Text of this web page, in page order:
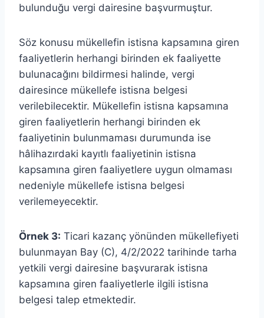
bulunduğu vergi dairesine başvurmuştur.
Söz konusu mükellefin istisna kapsamına giren
faaliyetlerin herhangi birinden ek faaliyette
bulunacağını bildirmesi halinde, vergi
dairesince mükellefe istisna belgesi
verilebilecektir. Mükellefin istisna kapsamına
giren faaliyetlerin herhangi birinden ek
faaliyetinin bulunmaması durumunda ise
hâlihazırdaki kayıtlı faaliyetinin istisna
kapsamına giren faaliyetlere uygun olmaması
nedeniyle mükellefe istisna belgesi
verilemeyecektir.
Örnek 3: Ticari kazanç yönünden mükellefiyeti
bulunmayan Bay (C), 4/2/2022 tarihinde tarha
yetkili vergi dairesine başvurarak istisna
kapsamına giren faaliyetlerle ilgili istisna
belgesi talep etmektedir.